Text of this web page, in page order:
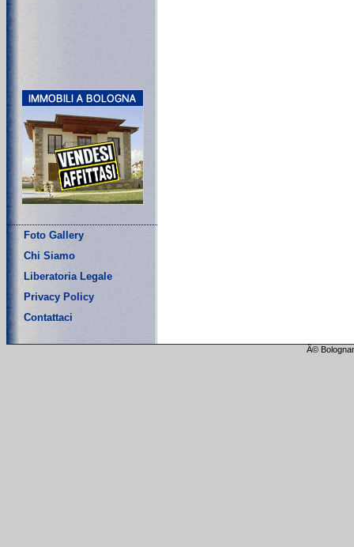
Foto Gallery
Chi Siamo
Liberatoria Legale
Privacy Policy
Contattaci
Â©